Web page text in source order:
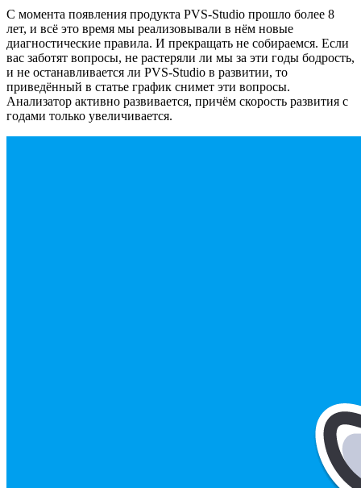
С момента появления продукта PVS-Studio прошло более 8
лет, и всё это время мы реализовывали в нём новые
диагностические правила. И прекращать не собираемся. Если
вас заботят вопросы, не растеряли ли мы за эти годы бодрость,
и не останавливается ли PVS-Studio в развитии, то
приведённый в статье график снимет эти вопросы.
Анализатор активно развивается, причём скорость развития с
годами только увеличивается.